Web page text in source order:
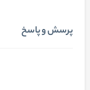
پرسش و پاسخ